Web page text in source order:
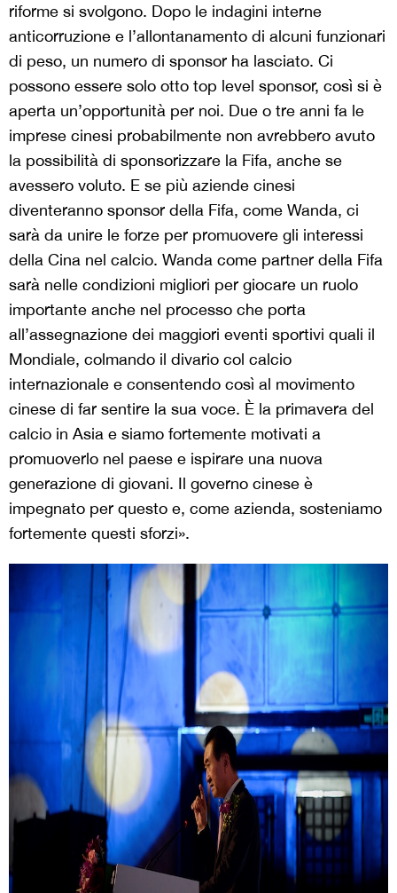
riforme si svolgono. Dopo le indagini interne
anticorruzione e l’allontanamento di alcuni funzionari
di peso, un numero di sponsor ha lasciato. Ci
possono essere solo otto top level sponsor, così si è
aperta un’opportunità per noi. Due o tre anni fa le
imprese cinesi probabilmente non avrebbero avuto
la possibilità di sponsorizzare la Fifa, anche se
avessero voluto. E se più aziende cinesi
diventeranno sponsor della Fifa, come Wanda, ci
sarà da unire le forze per promuovere gli interessi
della Cina nel calcio. Wanda come partner della Fifa
sarà nelle condizioni migliori per giocare un ruolo
importante anche nel processo che porta
all’assegnazione dei maggiori eventi sportivi quali il
Mondiale, colmando il divario col calcio
internazionale e consentendo così al movimento
cinese di far sentire la sua voce. È la primavera del
calcio in Asia e siamo fortemente motivati a
promuoverlo nel paese e ispirare una nuova
generazione di giovani. Il governo cinese è
impegnato per questo e, come azienda, sosteniamo
fortemente questi sforzi».